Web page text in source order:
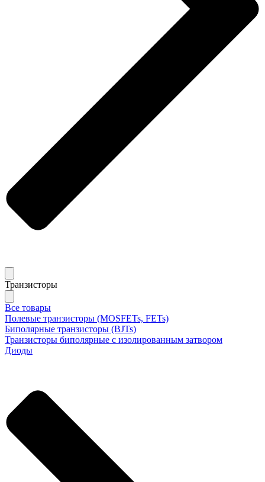
Транзисторы
Все товары
Полевые транзисторы (MOSFETs, FETs)
Биполярные транзисторы (BJTs)
Транзисторы биполярные с изолированным затвором
Диоды